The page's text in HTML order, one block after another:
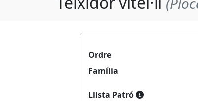
Ordre
Família
Llista Patró